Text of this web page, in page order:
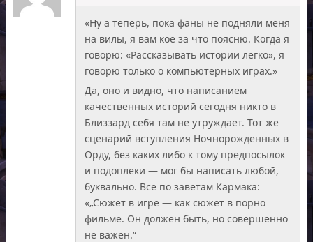
«Ну а теперь, пока фаны не подняли меня
на вилы, я вам кое за что поясню. Когда я
говорю: «Рассказывать истории легко», я
говорю только о компьютерных играх.»
Да, оно и видно, что написанием
качественных историй сегодня никто в
Близзард себя там не утруждает. Тот же
сценарий вступления Ночнорожденных в
Орду, без каких либо к тому предпосылок
и подоплеки — мог бы написать любой,
буквально. Все по заветам Кармака:
«„Сюжет в игре — как сюжет в порно
фильме. Он должен быть, но совершенно
не важен.“